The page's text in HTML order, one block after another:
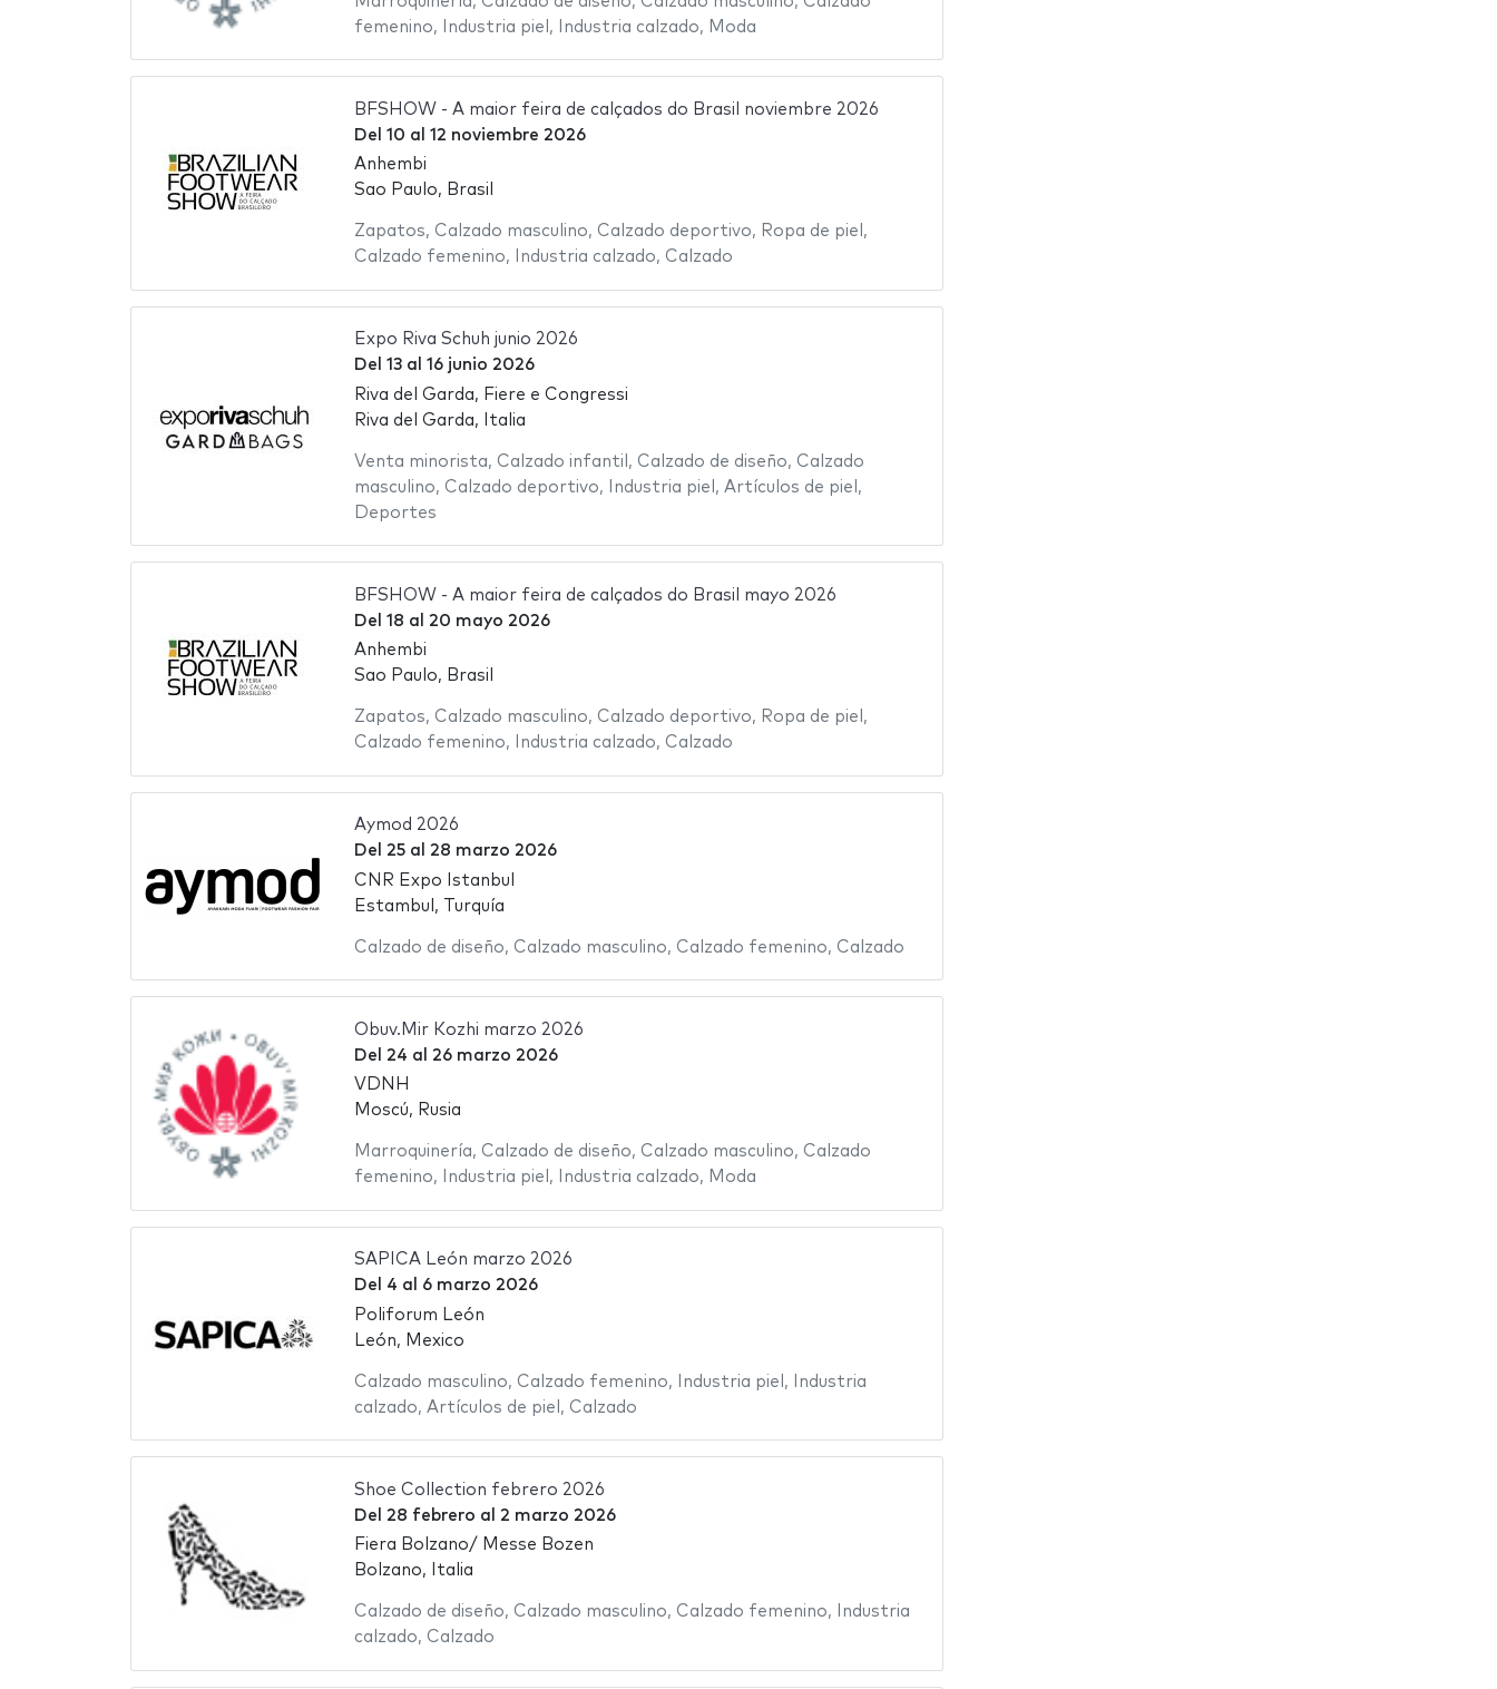
femenino, Industria piel , Industria calzado, Moda
BFSHOW - A maior feira de calçados do Brasil noviembre 2026
Del 10 al 12 noviembre 2026
Anhembi
Sao Paulo, Brasil
Zapatos, Calzado masculino, Calzado deportivo, Ropa de piel ,
Calzado femenino, Industria calzado, Calzado
Expo Riva Schuh junio 2026
Del 13al 16 junio 2026
Riva del Garda, Fiere e Congressi
Riva del Garda, Italia
Venta minorista, Calzado infantil , Calzado de diseño, Calzado
masculino, Calzado deportivo, Industria piel , Artículos de piel ,
Deportes
BFSHOW - A maior feira de calçados do Brasil mayo 2026
Del 18 al 20 mayo 2026
Anhembi
Sao Paulo, Brasil
Zapatos, Calzado masculino, Calzado deportivo, Ropa de piel ,
Calzado femenino, Industria calzado, Calzado
Aymod 2026
Del 25al 28 marzo 2026
CNR Expo Istanbul
Estambul, Turquía
Calzado de diseño, Calzado masculino, Calzado femenino, Calzado
Obuv.Mir Kozhi marzo 2026
Del 24 al 26 marzo 2026
VDNH
Moscú, Rusia
Marroquinería, Calzado de diseño, Calzado masculino, Calzado
femenino, Industria piel , Industria calzado, Moda
SAPICA León marzo 2026
Del 4 al 6 marzo 2026
Poliforum León
León, Mexico
Calzado masculino, Calzado femenino, Industria piel ,
Industria
calzado, Artículos de piel , Calzado
Shoe Collection febrero 2026
Del 28 febrero al 2 marzo 2026
Fiera Bolzano/ Messe Bozen
Bolzano, Italia
Calzado de diseño, Calzado masculino, Calzado femenino,
Industria
calzado, Calzado